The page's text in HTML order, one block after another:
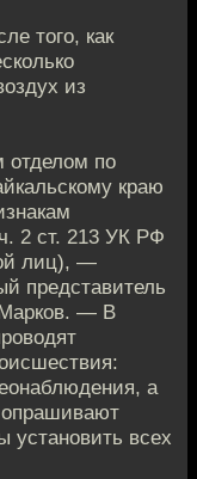
того, как
из
отделом по
краю
2 ст. 213 УК РФ
лиц), —
представитель
Марков. — В
а
установить всех